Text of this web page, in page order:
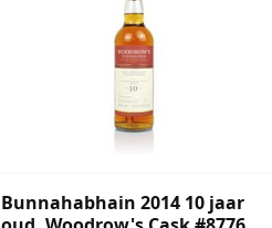
Bunnahabhain 2014 10 jaar